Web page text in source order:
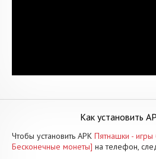
Как установить
Чтобы установить APK Пятнашки - игры
Бесконечные монеты] на телефон,